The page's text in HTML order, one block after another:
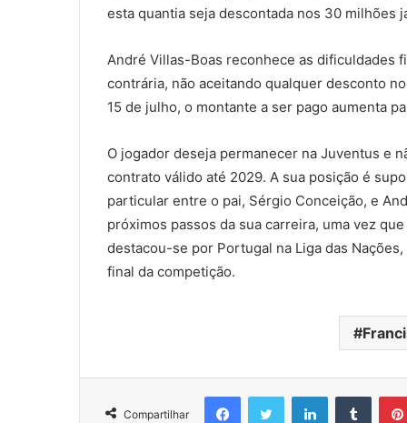
esta quantia seja descontada nos 30 milhões
André Villas-Boas reconhece as dificuldades
contrária, não aceitando qualquer desconto
15 de julho, o montante a ser pago aumenta
O jogador deseja permanecer na Juventus e
contrato válido até 2029. A sua posição é
particular entre o pai, Sérgio Conceição, e
próximos passos da sua carreira, uma vez
destacou-se por Portugal na Liga das
final da competição.
Compartilhar
FacebookTwitter Linkedin